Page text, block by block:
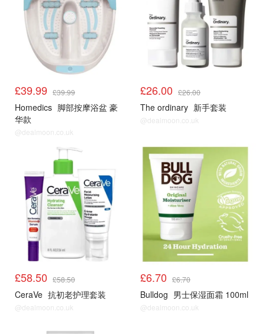
£39.99 £39.99
Homedics 脚部按摩浴盆 豪
华款
@dealmoon.co.uk
£26.00 £26.00
The ordinary 新手套装
@dealmoon.co.uk
£58.50 £58.50
CeraVe 抗初老护理套装
@dealmoon.co.uk
£6.70 £6.70
Bulldog 男士保湿面霜 100ml
@dealmoon.co.uk